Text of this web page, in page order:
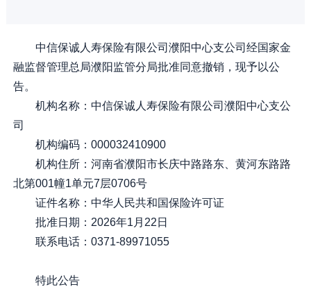
中信保诚人寿保险有限公司濮阳中心支公司经国家金
融监督管理总局濮阳监管分局批准同意撤销，现予以公
告。
机构名称：中信保诚人寿保险有限公司濮阳中心支公
司
机构编码：000032410900
机构住所：河南省濮阳市长庆中路路东、黄河东路路
北第001幢1单元7层0706号
证件名称：中华人民共和国保险许可证
批准日期：2026年1月22日
联系电话：0371-89971055
特此公告